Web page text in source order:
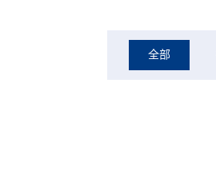
全部